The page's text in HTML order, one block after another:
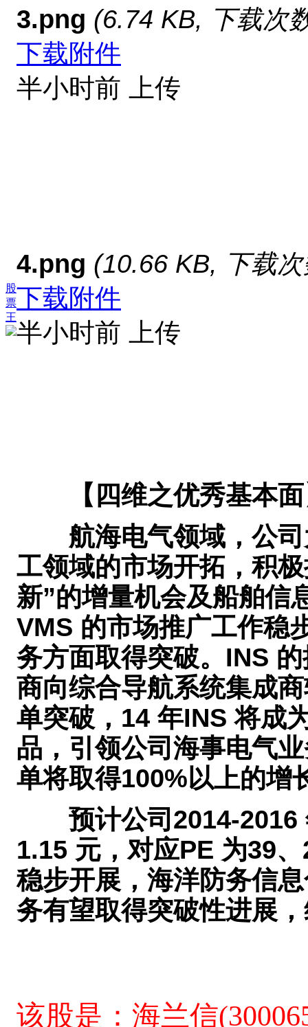
股
票
王
3.png (6.74 KB, 下载次
下载附件
半小时前 上传
4.png (10.66 KB, 下载
下载附件
半小时前 上传
【四维之优秀基本面
航海电气领域，公司
工领域的市场开拓，积
新”的增量机会及船舶信
VMS 的市场推广工作稳
务方面取得突破。INS
商向综合导航系统集成
单突破，14 年INS 将成
品，引领公司海事电气
单将取得100%以上的增
预计公司2014-2016
1.15 元，对应PE 为39
稳步开展，海洋防务信
务有望取得突破性进展
该股是：海兰信